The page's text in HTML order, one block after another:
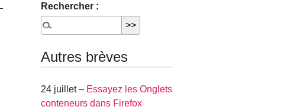
Rechercher :
Autres brèves
24 juillet – Essayez les Onglets
conteneurs dans Firefox